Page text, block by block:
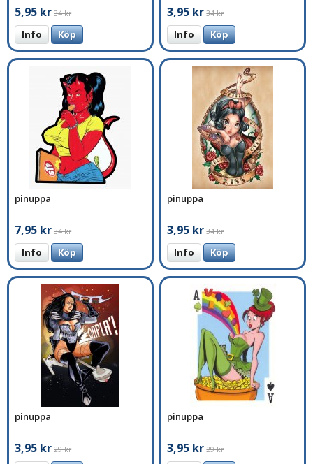
5,95 kr 34 kr
Info Köp
3,95 kr 34 kr
Info Köp
pinuppa
7,95 kr 34 kr
Info Köp
pinuppa
3,95 kr 34 kr
Info Köp
pinuppa
3,95 kr 29 kr
pinuppa
3,95 kr 29 kr